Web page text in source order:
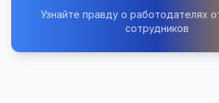
Узнайте правду о работодателях
сотрудников